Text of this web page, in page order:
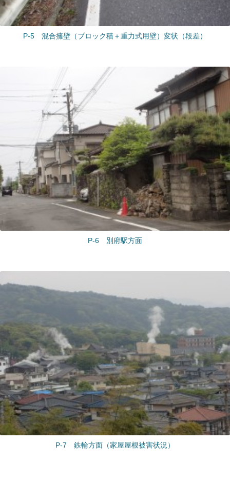
P-5 混合擁壁（ブロック積＋重力式用壁）変状（段差）
P-6 別府駅方面
P-7 鉄輪方面（家屋屋根被害状況）